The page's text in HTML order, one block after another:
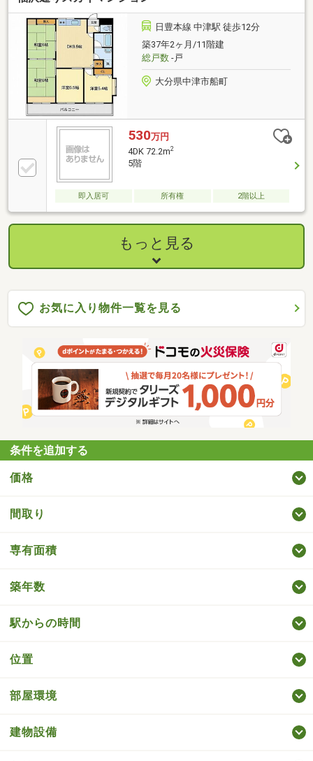
ます。※保証内容の制限・保証限度額の設定あり◆設
備トラブルの問い合わせを24時間受付対応◆成約され
たお客様には、突発的な設備トラブルに対応する「駆
けつけ」サービスを提供しております。※対象期間・
対象者・対象設備等の諸条件あり
日豊本線 中津駅 徒歩12分
築37年2ヶ月/11階建
総戸数-戸
大分県中津市船町
530万円
4DK 72.2m2
5階
即入居可 所有権 2階以上
もっと見る
お気に入り物件一覧を見る
条件を追加する
価格
間取り
専有面積
築年数
駅からの時間
位置
部屋環境
建物設備